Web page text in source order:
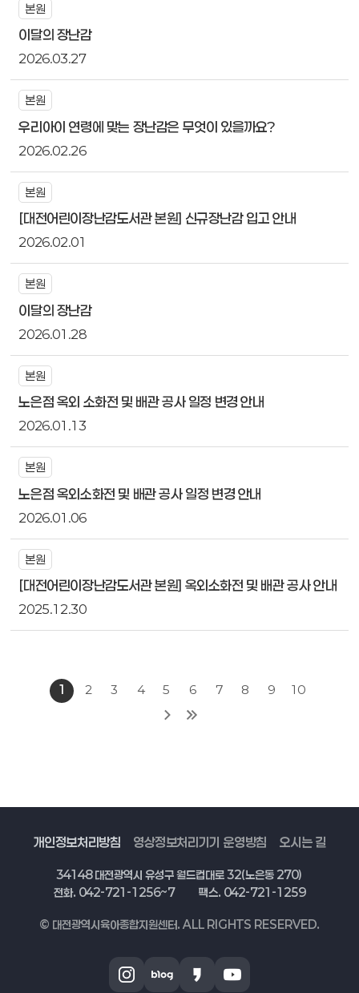
본원
이달의 장난감
2026.03.27
본원
우리아이 연령에 맞는 장난감은 무엇이 있을까요?
2026.02.26
본원
[대전어린이장난감도서관 본원] 신규장난감 입고 안내
2026.02.01
본원
이달의 장난감
2026.01.28
본원
노은점 옥외 소화전 및 배관 공사 일정 변경 안내
2026.01.13
본원
노은점 옥외소화전 및 배관 공사 일정 변경 안내
2026.01.06
본원
[대전어린이장난감도서관 본원] 옥외소화전 및 배관 공사 안내
2025.12.30
1 2 3 4 5 6 7 8 9 10
개인정보처리방침 영상정보처리기기 운영방침 오시는 길
34148 대전광역시 유성구 월드컵대로 32(노은동 270)
전화. 042-721-1256~7
팩스. 042-721-1259
© 대전광역시육아종합지원센터. ALL RIGHTS RESERVED.